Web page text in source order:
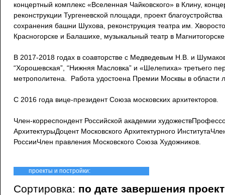
концертный комплекс «Вселенная Чайковского» в Клину,
реконструкции Тургеневской площади, проект
сохранения башни Шухова, реконструкция театра им.
Красногорске и Балашихе, музыкальный театр в
В 2017-2018 годах в соавторстве с Медведевым Н.В. и
“Хорошевская”, “Нижняя Масловка” и «Шелепиха» третьего
метрополитена. Работа удостоена Премии Москвы в области
С 2016 года вице-президент Союза московских архитекторов.
Член-корреспондент Российской академии
АрхитектурыДоцент Московского Архитектурного
РоссииЧлен правления Московского Союза Художников.
проекты и постройки:
Сортировка: по дате завершения